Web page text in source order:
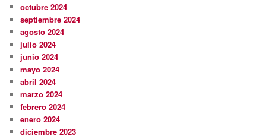
octubre 2024
septiembre 2024
agosto 2024
julio 2024
junio 2024
mayo 2024
abril 2024
marzo 2024
febrero 2024
enero 2024
diciembre 2023